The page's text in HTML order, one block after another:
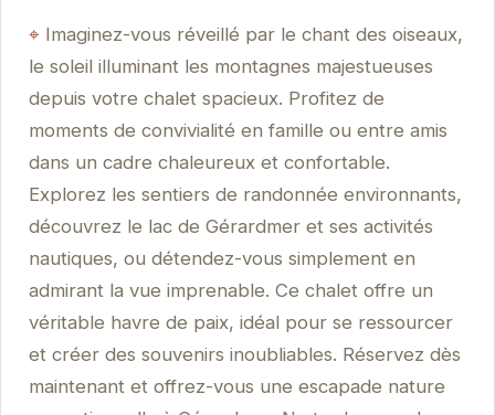
Imaginez-vous réveillé par le chant des oiseaux,
le soleil illuminant les montagnes majestueuses
depuis votre chalet spacieux. Profitez de
moments de convivialité en famille ou entre amis
dans un cadre chaleureux et confortable.
Explorez les sentiers de randonnée environnants,
découvrez le lac de Gérardmer et ses activités
nautiques, ou détendez-vous simplement en
admirant la vue imprenable. Ce chalet offre un
véritable havre de paix, idéal pour se ressourcer
et créer des souvenirs inoubliables. Réservez dès
maintenant et offrez-vous une escapade nature